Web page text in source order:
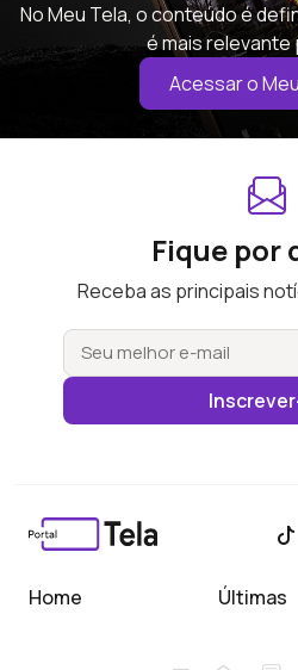
No Meu Tela, o conteúdo é
é mais relevante
Acessar o
Fique por
Receba as principais
Home Últimas